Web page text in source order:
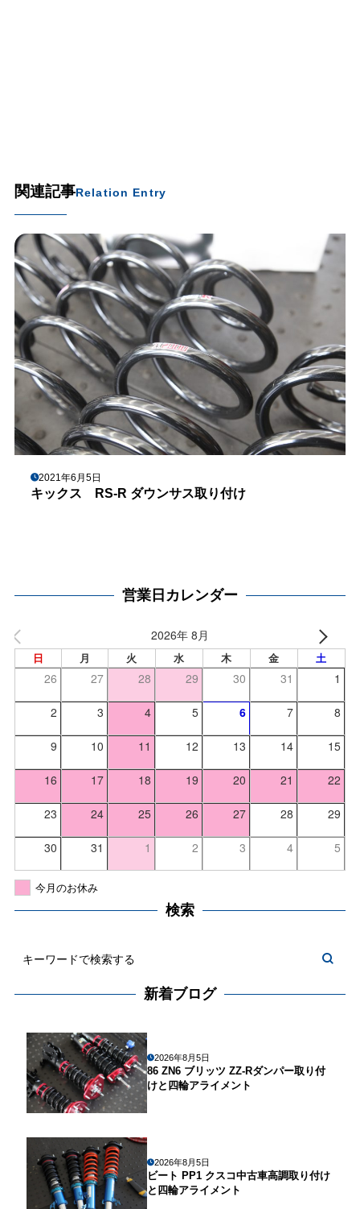
関連記事Relation Entry
2021年6月5日
キックス RS-R ダウンサス取り付け
営業日カレンダー
2026年 8月
日 月 火 水 木 金 土
26 27 28 29 30 31 1
2 3 4 5 6 7 8
9 10 11 12 13 14 15
16 17 18 19 20 21 22
23 24 25 26 27 28 29
30 31 1 2 3 4 5
今月のお休み
検索
新着ブログ
2026年8月5日
86 ZN6 ブリッツ ZZ-Rダンパー取り付
けと四輪アライメント
2026年8月5日
ビート PP1 クスコ中古車高調取り付け
と四輪アライメント